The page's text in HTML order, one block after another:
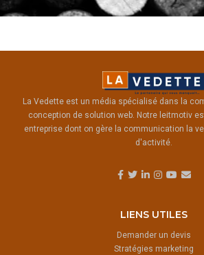
La Vedette est un média spécialisé dans la
conception de solution web. Notre leitmotiv
entreprise dont on gère la communication la
d'activité.
LIENS UTILES
Demander un devis
Stratégies marketing